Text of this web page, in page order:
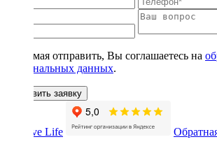
Нажимая отправить, Вы соглашаетесь на
персональных данных.
Оставить заявку